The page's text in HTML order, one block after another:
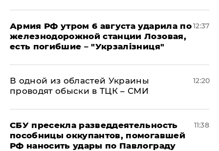
Армия РФ утром 6 августа ударила по
железнодорожной станции Лозовая,
есть погибшие – "Укрзалізниця"
12:37
В одной из областей Украины
проводят обыски в ТЦК – СМИ
12:20
СБУ пресекла разведдеятельность
пособницы оккупантов, помогавшей
РФ наносить удары по Павлограду
11:38